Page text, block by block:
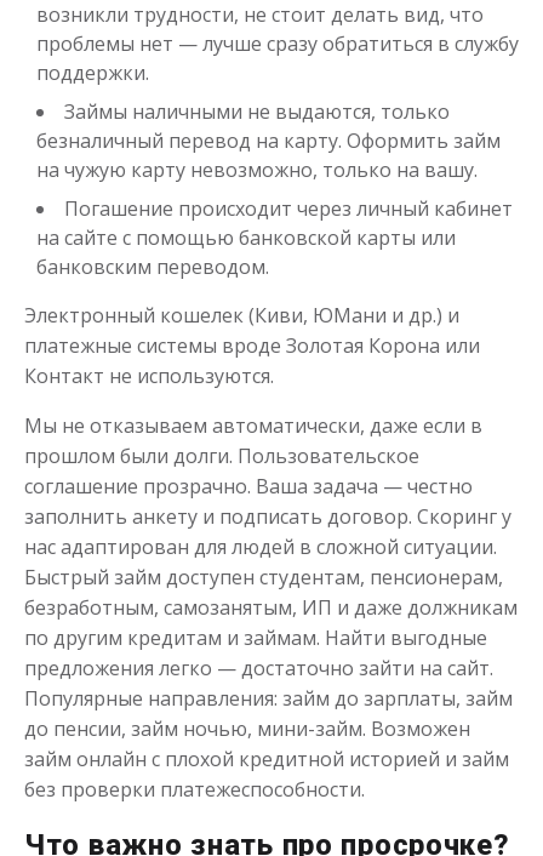
возникли трудности, не стоит делать вид, что
проблемы нет — лучше сразу обратиться в службу
поддержки.
Займы наличными не выдаются, только
безналичный перевод на карту. Оформить займ
на чужую карту невозможно, только на вашу.
Погашение происходит через личный кабинет
на сайте с помощью банковской карты или
банковским переводом.
Электронный кошелек (Киви, ЮМани и др.) и
платежные системы вроде Золотая Корона или
Контакт не используются.
Мы не отказываем автоматически, даже если в
прошлом были долги. Пользовательское
соглашение прозрачно. Ваша задача — честно
заполнить анкету и подписать договор. Скоринг у
нас адаптирован для людей в сложной ситуации.
Быстрый займ доступен студентам, пенсионерам,
безработным, самозанятым, ИП и даже должникам
по другим кредитам и займам. Найти выгодные
предложения легко — достаточно зайти на сайт.
Популярные направления: займ до зарплаты, займ
до пенсии, займ ночью, мини-займ. Возможен
займ онлайн с плохой кредитной историей и займ
без проверки платежеспособности.
Что важно знать про просрочке?